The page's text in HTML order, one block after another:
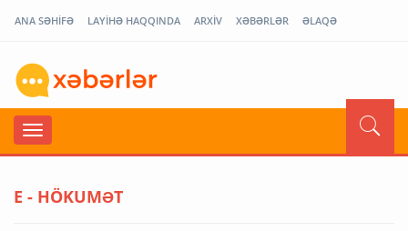
ANA SƏHİFƏ LAYİHƏ HAQQINDA ARXİV XƏBƏRLƏR ƏLAQƏ
E - HÖKUMƏT